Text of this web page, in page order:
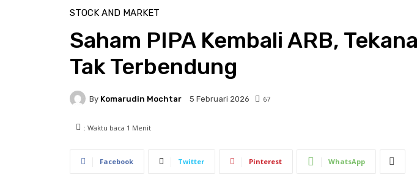
STOCK AND MARKET
Saham PIPA Kembali ARB,
Tak Terbendung
By Komarudin Mochtar 5 Februari 2026 67
: Waktu baca 1 Menit
Facebook Twitter Pinterest WhatsApp